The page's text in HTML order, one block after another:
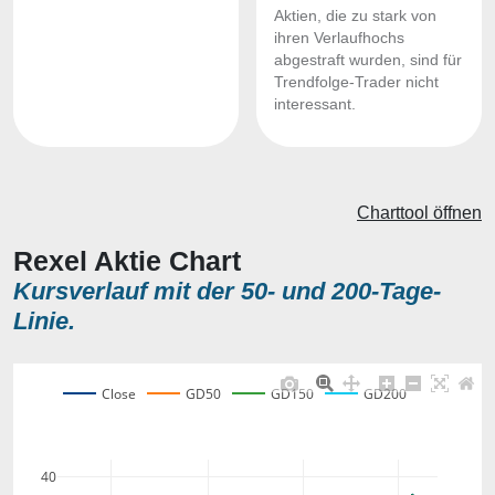
Aktien, die zu stark von
ihren Verlaufhochs
abgestraft wurden, sind für
Trendfolge-Trader nicht
interessant.
Rexel Aktie Chart
Kursverlauf mit der 50- und 200-Tage-
Linie.
Charttool öffnen
40
Close GD50 GD150 GD200